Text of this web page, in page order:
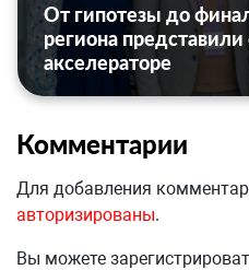
От гипотезы до
региона
акселераторе
Комментарии
Для добавления
авторизированы.
Вы можете